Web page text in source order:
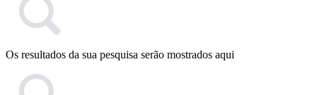
Os resultados da sua pesquisa serão mostrados aqui